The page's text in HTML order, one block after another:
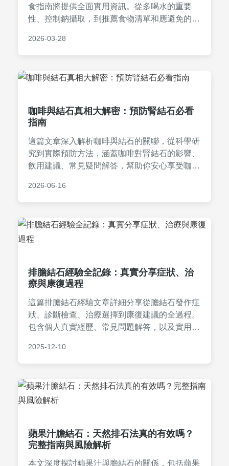
食指南將提供全面實用資訊。從多喝水的重要
性、控制鈉攝取，到推薦食物清單和應避免的地
石、膽結石等問題。文章包含一日飲食計畫範
例、常見問答，以及個人經驗分享，幫助您從根
2026-03-28
咖啡與結石真相大解密：預防腎結石必看
指南
這篇文章深入解析咖啡與結石的關聯，從科學研
究到實際預防方法，涵蓋咖啡對腎結石的影響、
飲用建議、常見疑問解答，幫助你安心享受咖啡
用表格比較和專業建議，適合關注健康的咖啡愛
好者閱讀。
2026-06-16
排膽結石經驗全記錄：真實分享症狀、治
療與康復過程
這篇排膽結石經驗文章詳細分享從膽結石發作症
狀、診斷檢查、治療選擇到康復建議的全過程。
包含個人真實經歷、常見問題解答，以及實用表
石排除的實用資訊。
2025-12-10
蘋果汁膽結石：天然排石法真的有效嗎？
完整指南與風險解析
本文深度探討蘋果汁與膽結石的關係，包括蘋果